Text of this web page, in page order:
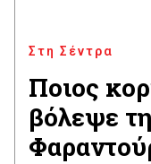
Στη Σέντρα
Ποιος
βόλεψε